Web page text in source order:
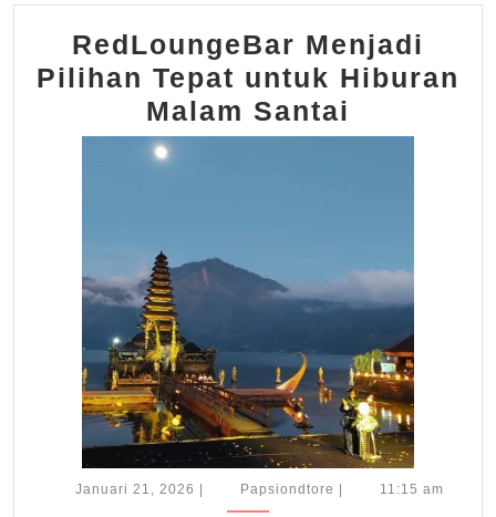
RedLoungeBar Menjadi
Pilihan Tepat untuk Hiburan
Malam Santai
Menjadi
Hiburan
Malam
Santai
Januari 21, 2026 JanuariPapsiondtore Papsiondtore
11:15 am